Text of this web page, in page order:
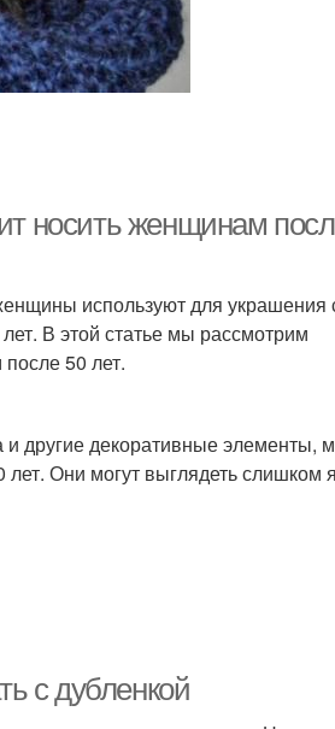
носить женщинам
используют для украшения
В этой статье мы рассмотрим
50 лет.
другие декоративные элементы,
Они могут выглядеть слишком
с дубленкой